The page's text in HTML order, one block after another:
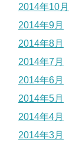
2014年10月
2014年9月
2014年8月
2014年7月
2014年6月
2014年5月
2014年4月
2014年3月